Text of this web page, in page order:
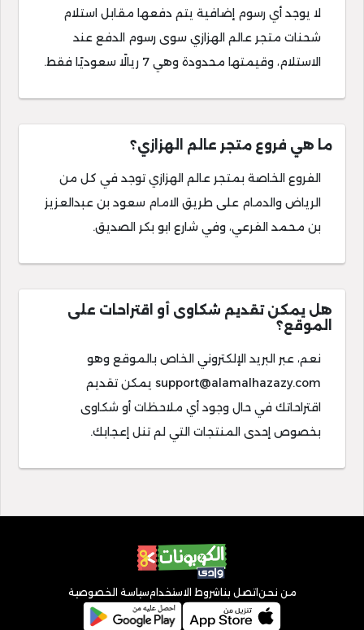
لا يوجد أي رسوم إضافية يتم دفعها مقابل استلام
شحنات متجر عالم الهزازي سوى رسوم الدفع عند
الاستلام، وقيمتها محدودة وهي 7 ريالًا سعوديًا فقط.
ما هي فروع متجر عالم الهزازي؟
الفروع الخاصة بمتجر عالم الهزازي توجد في كل من
الرياض والدمام على طريق الامام سعود بن عبدالعزيز
بن محمد الفرعي، وفي شارع ابو بكر الصديق.
هل يمكن تقديم شكاوى أو اقتراحات على
الموقع؟
نعم، عبر البريد الإلكتروني الخاص بالموقع وهو
support@alamalhazazy.com يمكن تقديم
اقتراحاتك في حال وجود أي ملاحظات أو شكاوى
بخصوص إحدى المنتجات التي لم تنل إعجابك.
من نحن اتصل بنا شروط الاستخدامسياسة الخصوصية